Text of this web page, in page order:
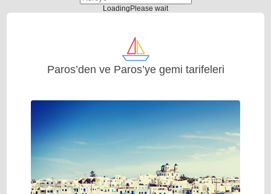
Loading Please wait
Paros’den ve Paros’ye gemi tarifeleri